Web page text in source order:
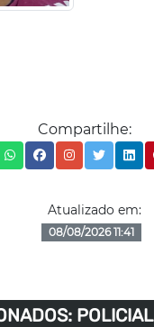
Compartilhe:
Atualizado em:
08/08/2026 11:41
POLICIAL